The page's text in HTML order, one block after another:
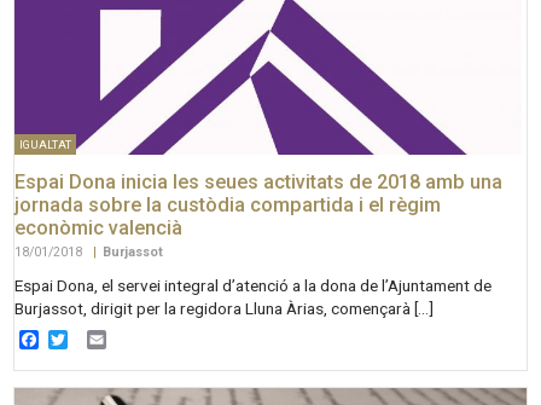
IGUALTAT
Espai Dona inicia les seues activitats de 2018 amb una
jornada sobre la custòdia compartida i el règim
econòmic valencià
18/01/2018 Burjassot
Espai Dona, el servei integral d’atenció a la dona de l’Ajuntament de
Burjassot, dirigit per la regidora Lluna Àrias, començarà […]
Facebook
Twitter